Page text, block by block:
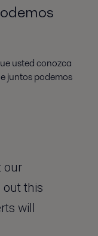
usted conozca
juntos podemos
our
out this
will